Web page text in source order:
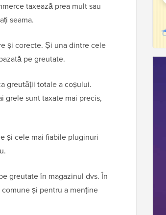
taxează prea mult sau
seama.
și corecte. Și una dintre cele
pe greutate.
greutății totale a coșului.
grele sunt taxate mai precis,
și cele mai fiabile pluginuri
greutate în magazinul dvs. În
și pentru a menține